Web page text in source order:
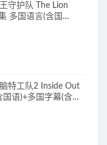
守护队 The Lion
多国语言(含国
特工队2 Inside Out
语)+多国字幕(含中